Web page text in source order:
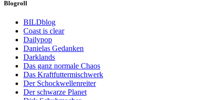
Blogroll
BILDblog
Coast is clear
Dailypop
Danielas Gedanken
Darklands
Das ganz normale Chaos
Das Kraftfuttermischwerk
Der Schockwellenreiter
Der schwarze Planet